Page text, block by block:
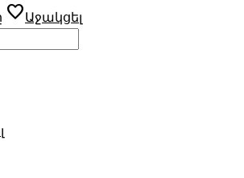
favoriteԱջակցել